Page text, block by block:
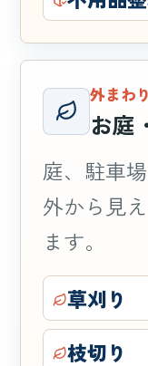
外まわり
お庭
庭、駐車
外から見
ます。
草刈り
枝切り